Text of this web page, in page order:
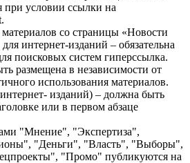
при условии ссылки на
со страницы «Новости
интернет-изданий – обязательна
поисковых систем гиперссылка.
размещена в независимости от
использования материалов.
изданий) – должна быть
или в первом абзаце
"Мнение", "Экспертиза",
"Деньги", "Власть", "Выборы",
"Промо" публикуются на